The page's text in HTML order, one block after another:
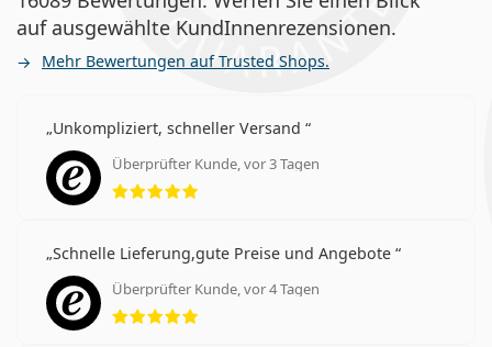
auf ausgewählte KundInnenrezensionen.
Mehr Bewertungen auf Trusted Shops.
Unkompliziert, schneller Versand
Überprüfter Kunde, vor 3 Tagen
Bewertung 5 aus 5
Schnelle Lieferung,gute Preise und Angebote
Überprüfter Kunde, vor 4 Tagen
Bewertung 5 aus 5